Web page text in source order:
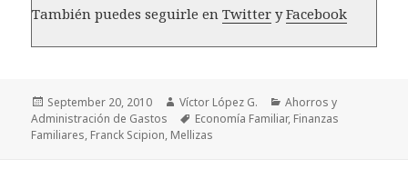
También puedes seguirle enTwitter yFacebook
Posted
on
September 20, 2010 Author
Víctor López G. Categories
Ahorros y
Administración de Gastos
Tags
Economía Familiar, Finanzas
Familiares, Franck Scipion, Mellizas